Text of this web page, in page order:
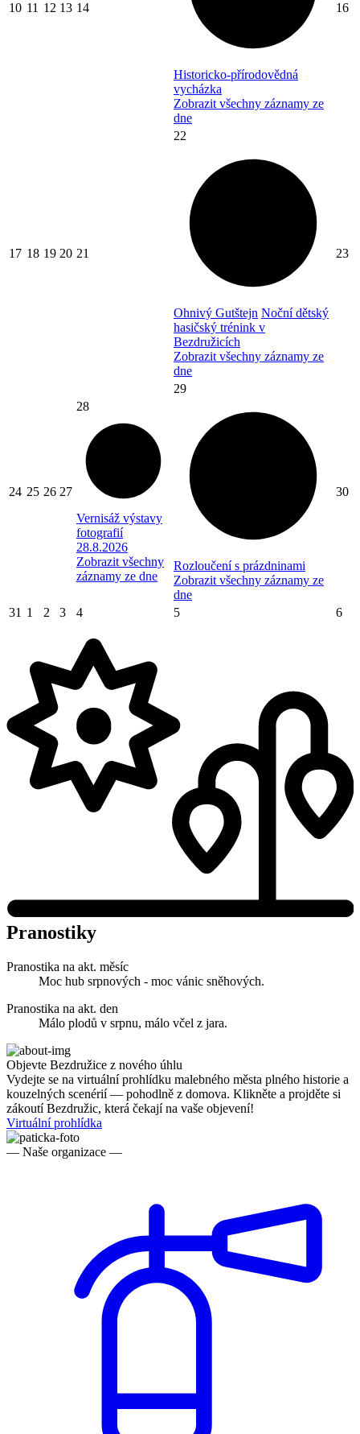
10 11 12 13 14
Historicko-přírodovědná
vycházka
Zobrazit všechny záznamy ze
dne
16
17 18 19 20 21
22
Ohnivý Gutštejn Noční dětský
hasičský trénink v
Bezdružicích
Zobrazit všechny záznamy ze
dne
23
24 25 26 27
28
Vernisáž výstavy
fotografií
28.8.2026
Zobrazit všechny
záznamy ze dne
29
Rozloučení s prázdninami
Zobrazit všechny záznamy ze
dne
30
31 1 2 3 4 5 6
Pranostiky
Pranostika na akt. měsíc
Moc hub srpnových - moc vánic sněhových.
Pranostika na akt. den
Málo plodů v srpnu, málo včel z jara.
Objevte Bezdružice z nového úhlu
Vydejte se na virtuální prohlídku malebného města plného historie a
kouzelných scenérií — pohodlně z domova. Klikněte a projděte si
zákoutí Bezdružic, která čekají na vaše objevení!
Virtuální prohlídka
— Naše organizace —